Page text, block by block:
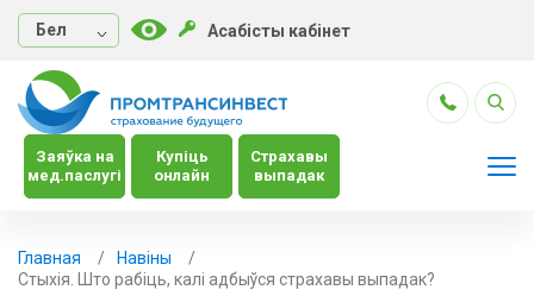
Бел Асабісты кабінет
Заяўка на
мед.паслугі
Купіць
онлайн
Страхавы
выпадак
Главная
Навiны
Стыхія. Што рабіць, калі адбыўся страхавы выпадак?